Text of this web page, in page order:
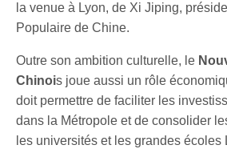
la venue à Lyon, de Xi Jiping,
Populaire de Chine.
Outre son ambition culturelle, le
Chinois joue aussi un rôle
doit permettre de faciliter les
dans la Métropole et de consolider
les universités et les grandes écoles